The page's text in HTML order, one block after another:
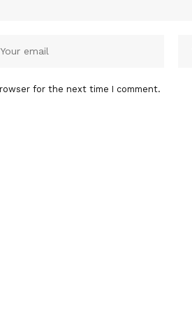
for the next time I comment.